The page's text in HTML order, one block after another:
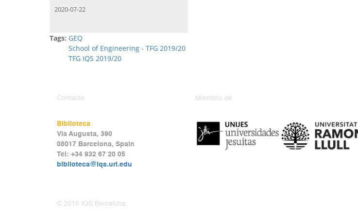
2020-07-22
Tags: GEQ
School of Engineering - TFG 2019/20
TFG IQS 2019/20
Contacto
Biblioteca
Via Augusta, 390
08017 Barcelona, Spain
Tel: +34 932 67 20 05
biblioteca@iqs.url.edu
Miembro de
© 2019 IQS Barcelona.